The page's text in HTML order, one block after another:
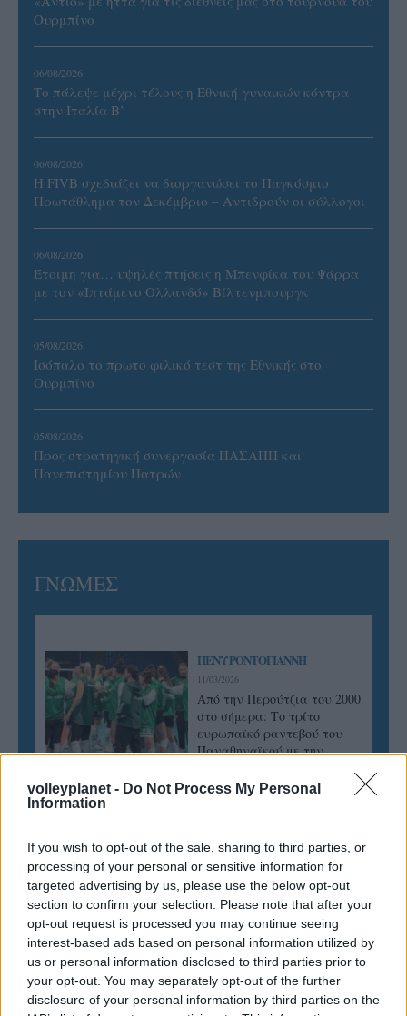
volleyplanet - Do Not Process My Personal
Information
If you wish to opt-out of the sale, sharing to third parties, or
processing of your personal or sensitive information for
targeted advertising by us, please use the below opt-out
section to confirm your selection. Please note that after your
opt-out request is processed you may continue seeing
interest-based ads based on personal information utilized by
us or personal information disclosed to third parties prior to
your opt-out. You may separately opt-out of the further
disclosure of your personal information by third parties on the
Ουρμπίνο
06/08/2026
Το πάλεψε μέχρι τέλους η Εθνική γυναικών κόντρα
στην Ιταλία Β’
06/08/2026
Η FIVB σχεδιάζει να διοργανώσει το Παγκόσμιο
Πρωτάθλημα τον Δεκέμβριο – Αντιδρούν οι σύλλογοι
06/08/2026
Έτοιμη για… υψηλές πτήσεις η Μπενφίκα του Ψάρρα
με τον «Ιπτάμενο Ολλανδό» Βίλτενμπουργκ
05/08/2026
Ισόπαλο το πρωτο φιλικό τεστ της Εθνικής στο
Ουρμπίνο
05/08/2026
Προς στρατηγική συνεργασία ΠΑΣΑΠΠ και
Πανεπιστημίου Πατρών
ΓΝΩΜΕΣ
ΠΕΝΥ ΡΟΝΤΟΓΙΑΝΝΗ
11/03/2026
Από την Περούτζια του 2000
στο σήμερα: Tο τρίτο
ευρωπαϊκό ραντεβού του
Παναθηναϊκού με την
ΗΛΙΑΣ ΠΑΠΑΪΩΑΝΝΟΥ
08/03/2026
Αναγνώριση και σεβασμός
οι σημαντικότερες νίκες του
Α.Ο. Θήρας